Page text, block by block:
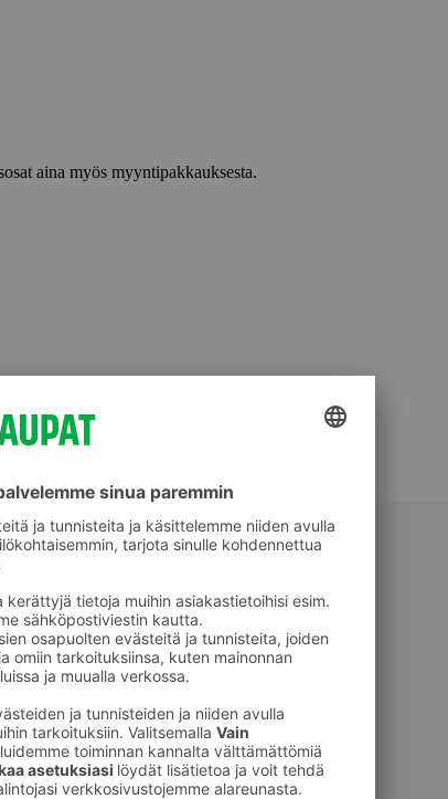
aina myös myyntipakkauksesta.